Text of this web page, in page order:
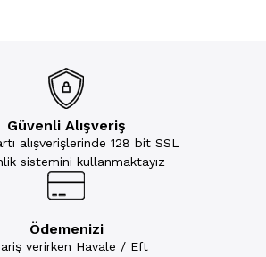
Güvenli Alışveriş
alışverişlerinde 128 bit SSL
sistemini kullanmaktayız
Ödemenizi
verirken Havale / Eft